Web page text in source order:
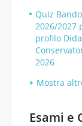
Quiz
2026/2027
profilo
2026
Mostra
Esami e